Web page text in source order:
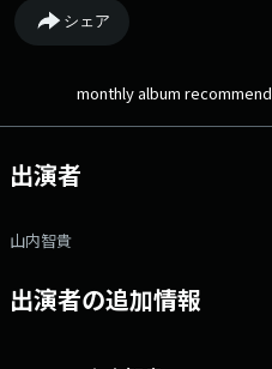
シェア
monthly album recommend
出演者
山内智貴
出演者の追加情報